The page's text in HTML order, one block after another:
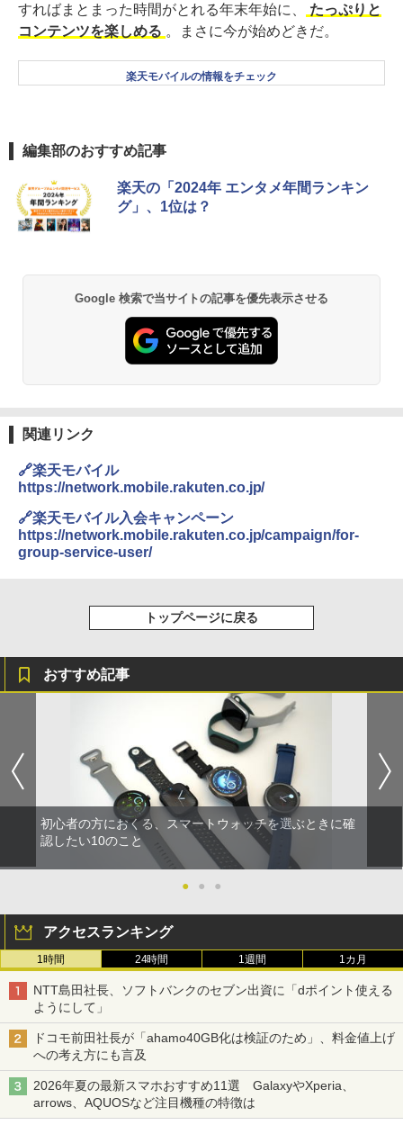
すればまとまった時間がとれる年末年始に、
たっぷりと
コンテンツを楽しめる 。まさに今が始めどきだ。
楽天モバイルの情報をチェック
編集部のおすすめ記事
楽天の「2024年 エンタメ年間ランキン
グ」、1位は？
Google 検索で当サイトの記事を優先表示させる
関連リンク
🔗楽天モバイル
https://network.mobile.rakuten.co.jp/
🔗楽天モバイル入会キャンペーン
https://network.mobile.rakuten.co.jp/campaign/for-
group-service-user/
トップページに戻る
おすすめ記事
初心者の方におくる、スマートウォッチを選ぶときに確
認したい10のこと
● ● ●
アクセスランキング
1時間 24時間 1週間 1カ月
NTT島田社長、ソフトバンクのセブン出資に「dポイント使える
ようにして」
ドコモ前田社長が「ahamo40GB化は検証のため」、料金値上げ
への考え方にも言及
2026年夏の最新スマホおすすめ11選 GalaxyやXperia、
arrows、AQUOSなど注目機種の特徴は